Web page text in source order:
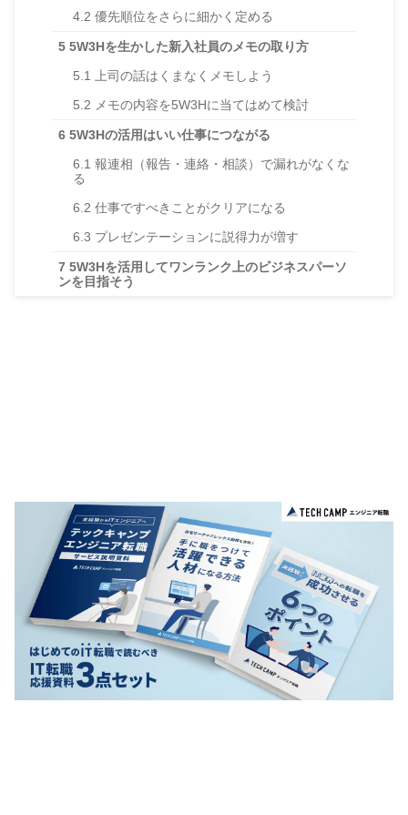
4.2 優先順位をさらに細かく定める
5 5W3Hを生かした新入社員のメモの取り方
5.1
上司の話はくまなくメモしよう
5.2 メモの内容を5W3Hに当てはめて検討
6 5W3Hの活用はいい仕事につながる
6.1 報連相（報告・連絡・相談）で漏れがなくな
る
6.2 仕事ですべきことがクリアになる
6.3 プレゼンテーションに説得力が増す
7 5W3Hを活用してワンランク上のビジネスパーソ
ンを目指そう